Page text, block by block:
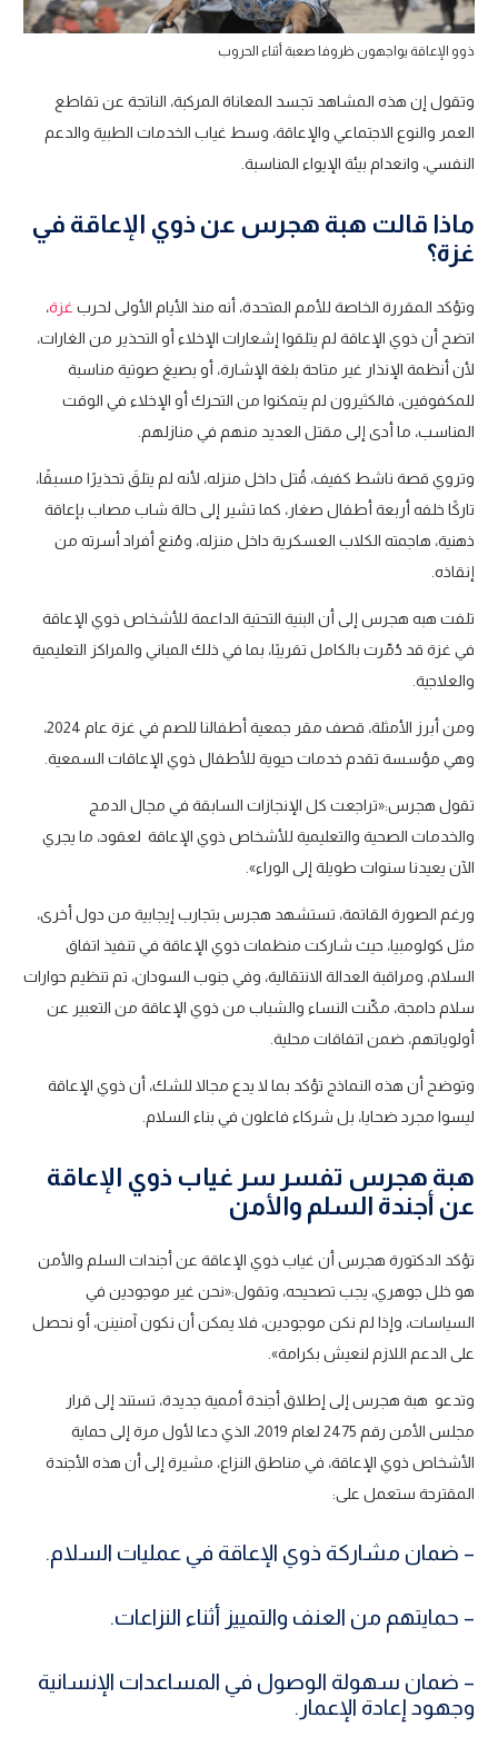
ذوو الإعاقة يواجهون ظروفا صعبة أثناء الحروب
وتقول إن هذه المشاهد تجسد المعاناة المركبة، الناتجة عن تقاطع
العمر والنوع الاجتماعي والإعاقة، وسط غياب الخدمات الطبية والدعم
النفسي، وانعدام بيئة الإيواء المناسبة.
ماذا قالت هبة هجرس عن ذوي الإعاقة في
غزة؟
وتؤكد المقررة الخاصة للأمم المتحدة، أنه منذ الأيام الأولى لحرب غزة،
اتضح أن ذوي الإعاقة لم يتلقوا إشعارات الإخلاء أو التحذير من الغارات،
لأن أنظمة الإنذار غير متاحة بلغة الإشارة، أو بصيغ صوتية مناسبة
للمكفوفين، فالكثيرون لم يتمكنوا من التحرك أو الإخلاء في الوقت
المناسب، ما أدى إلى مقتل العديد منهم في منازلهم.
وتروي قصة ناشط كفيف، قُتل داخل منزله، لأنه لم يتلقَ تحذيرًا مسبقًا،
تاركًا خلفه أربعة أطفال صغار، كما تشير إلى حالة شاب مصاب بإعاقة
ذهنية، هاجمته الكلاب العسكرية داخل منزله، ومُنع أفراد أسرته من
إنقاذه.
تلفت هبه هجرس إلى أن البنية التحتية الداعمة للأشخاص ذوي الإعاقة
في غزة قد دُمّرت بالكامل تقريبًا، بما في ذلك المباني والمراكز التعليمية
والعلاجية.
ومن أبرز الأمثلة، قصف مقر جمعية أطفالنا للصم في غزة عام 2024،
وهي مؤسسة تقدم خدمات حيوية للأطفال ذوي الإعاقات السمعية.
تقول هجرس:«تراجعت كل الإنجازات السابقة في مجال الدمج
والخدمات الصحية والتعليمية للأشخاص ذوي الإعاقة لعقود، ما يجري
الآن يعيدنا سنوات طويلة إلى الوراء».
ورغم الصورة القاتمة، تستشهد هجرس بتجارب إيجابية من دول أخرى،
مثل كولومبيا، حيث شاركت منظمات ذوي الإعاقة في تنفيذ اتفاق
السلام، ومراقبة العدالة الانتقالية، وفي جنوب السودان، تم تنظيم حوارات
سلام دامجة، مكّنت النساء والشباب من ذوي الإعاقة من التعبير عن
أولوياتهم، ضمن اتفاقات محلية.
وتوضح أن هذه النماذج تؤكد بما لا يدع مجالا للشك، أن ذوي الإعاقة
ليسوا مجرد ضحايا، بل شركاء فاعلون في بناء السلام.
هبة هجرس تفسر سر غياب ذوي الإعاقة
عن أجندة السلم والأمن
تؤكد الدكتورة هجرس أن غياب ذوي الإعاقة عن أجندات السلم والأمن
هو خلل جوهري، يجب تصحيحه، وتقول:«نحن غير موجودين في
السياسات، وإذا لم نكن موجودين، فلا يمكن أن نكون آمنينن، أو نحصل
على الدعم اللازم لنعيش بكرامة».
وتدعو هبة هجرس إلى إطلاق أجندة أممية جديدة، تستند إلى قرار
مجلس الأمن رقم 2475 لعام 2019، الذي دعا لأول مرة إلى حماية
الأشخاص ذوي الإعاقة، في مناطق النزاع، مشيرة إلى أن هذه الأجندة
المقترحة ستعمل على:
– ضمان مشاركة ذوي الإعاقة في عمليات السلام.
– حمايتهم من العنف والتمييز أثناء النزاعات.
– ضمان سهولة الوصول في المساعدات الإنسانية
وجهود إعادة الإعمار.